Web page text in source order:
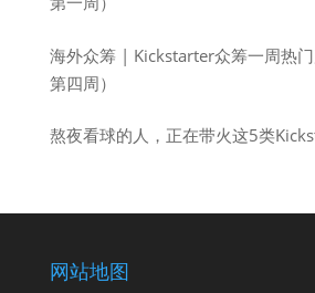
海外众筹 | Kickstarter众筹一周热
第四周）
熬夜看球的人，正在带火这5类
网站地图